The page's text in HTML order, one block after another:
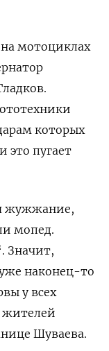
на мотоциклах
которых
это пугает
жужжание,
мопед.
Значит,
наконец-то
у всех
жителей
Шуваева.